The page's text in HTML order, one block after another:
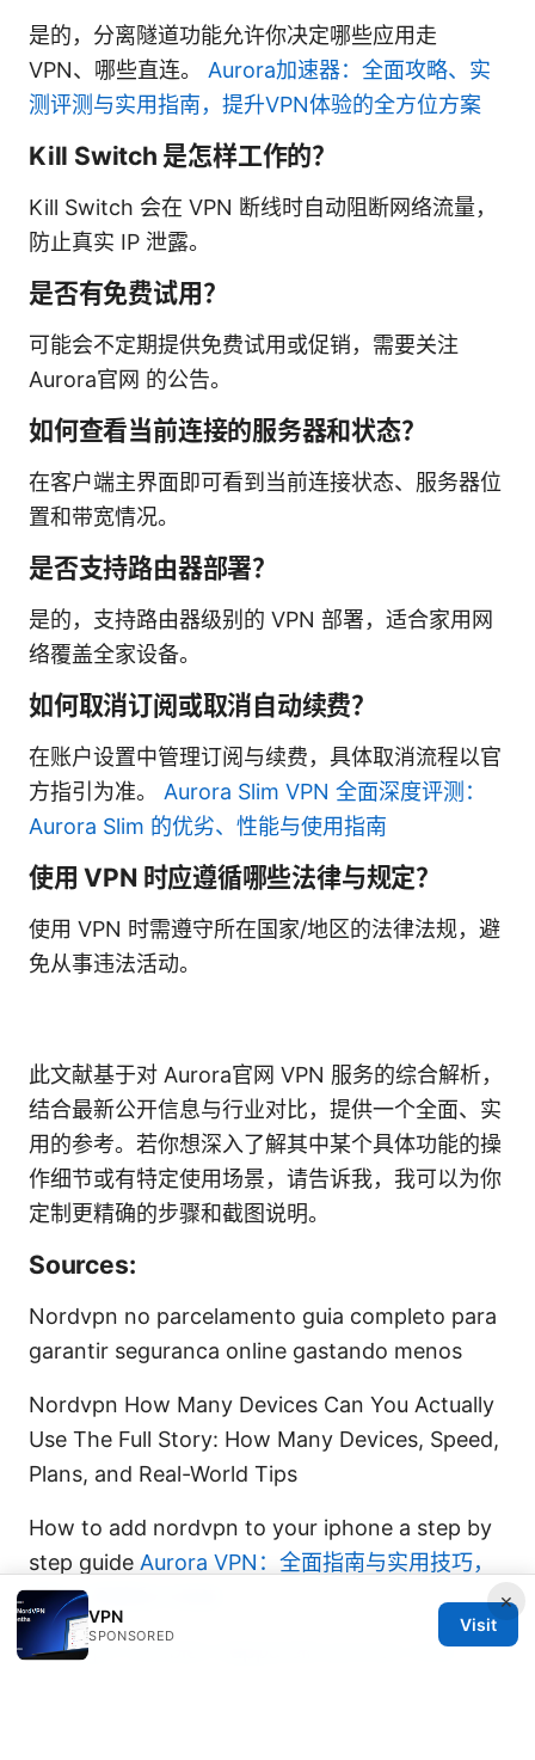
是的，分离隧道功能允许你决定哪些应用走
VPN、哪些直连。 Aurora加速器：全面攻略、实
测评测与实用指南，提升VPN体验的全方位方案
Kill Switch 是怎样工作的？
Kill Switch 会在 VPN 断线时自动阻断网络流量，
防止真实 IP 泄露。
是否有免费试用？
可能会不定期提供免费试用或促销，需要关注
Aurora官网 的公告。
如何查看当前连接的服务器和状态？
在客户端主界面即可看到当前连接状态、服务器位
置和带宽情况。
是否支持路由器部署？
是的，支持路由器级别的 VPN 部署，适合家用网
络覆盖全家设备。
如何取消订阅或取消自动续费？
在账户设置中管理订阅与续费，具体取消流程以官
方指引为准。 Aurora Slim VPN 全面深度评测：
Aurora Slim 的优劣、性能与使用指南
使用 VPN 时应遵循哪些法律与规定？
使用 VPN 时需遵守所在国家/地区的法律法规，避
免从事违法活动。
此文献基于对 Aurora官网 VPN 服务的综合解析，
结合最新公开信息与行业对比，提供一个全面、实
用的参考。若你想深入了解其中某个具体功能的操
作细节或有特定使用场景，请告诉我，我可以为你
定制更精确的步骤和截图说明。
Sources:
Nordvpn no parcelamento guia completo para
garantir seguranca online gastando menos
Nordvpn How Many Devices Can You Actually
Use The Full Story: How Many Devices, Speed,
Plans, and Real-World Tips
How to add nordvpn to your iphone a step by
step guide Aurora VPN：全面指南与实用技巧，
提升上网隐私与自由
Nordvpn combien dappareils pouvez vous
×
VPN
SPONSORED
Visit